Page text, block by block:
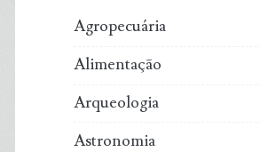
Agropecuária
Alimentação
Arqueologia
Astronomia